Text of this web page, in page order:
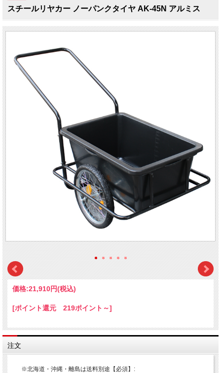
スチールリヤカー ノーパンクタイヤ AK-45N アルミス
価格:21,910円(税込)
[ポイント還元 219ポイント～]
注文
※北海道・沖縄・離島は送料別途【必須】: